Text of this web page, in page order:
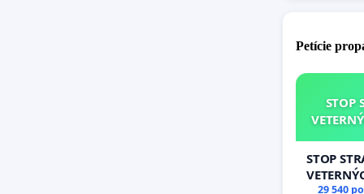
Petície
STOP
STOP
29 540